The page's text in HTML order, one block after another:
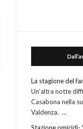
La stagione del
Un’altra notte
Casabona nella
Valdenza. …